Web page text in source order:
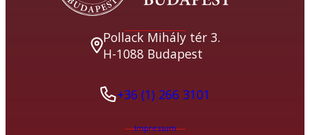
Pollack Mihály tér 3.
H-1088 Budapest
+36 (1) 266 3101
Impressum